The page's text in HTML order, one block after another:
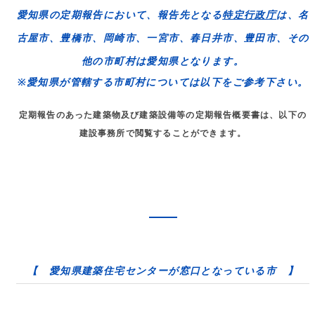
愛知県の定期報告において、報告先となる特定行政庁は、 名
古屋市、豊橋市、岡崎市、一宮市、春日井市、豊田市、その
他の市町村は愛知県 となります。
※愛知県が管轄する市町村については以下をご参考下さい。
定期報告のあった建築物及び建築設備等の定期報告概要書は、以下の
建設事務所で閲覧することができます。
【 愛知県建築住宅センターが窓口となっている市 】